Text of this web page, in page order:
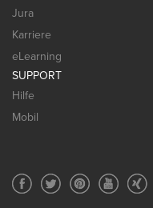
Jura
Karriere
eLearning
SUPPORT
Hilfe
Mobil